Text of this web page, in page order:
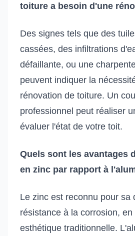
toiture a besoin d'une
Des signes tels que des
cassées, des infiltrations
défaillante, ou une
peuvent indiquer la
rénovation de toiture. Un
professionnel peut réaliser
évaluer l'état de votre toit.
Quels sont les avantages
en zinc par rapport à
Le zinc est reconnu pour sa
résistance à la corrosion,
esthétique traditionnelle.